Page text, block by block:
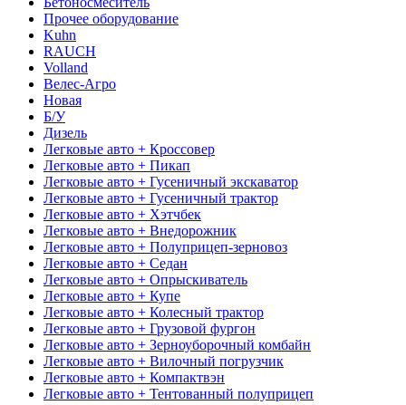
Прочее оборудование
Kuhn
RAUCH
Volland
Велес-Агро
Новая
Б/У
Дизель
Легковые авто + Кроссовер
Легковые авто + Пикап
Легковые авто + Гусеничный экскаватор
Легковые авто + Гусеничный трактор
Легковые авто + Хэтчбек
Легковые авто + Внедорожник
Легковые авто + Полуприцеп-зерновоз
Легковые авто + Седан
Легковые авто + Опрыскиватель
Легковые авто + Купе
Легковые авто + Колесный трактор
Легковые авто + Грузовой фургон
Легковые авто + Зерноуборочный комбайн
Легковые авто + Вилочный погрузчик
Легковые авто + Компактвэн
Легковые авто + Тентованный полуприцеп